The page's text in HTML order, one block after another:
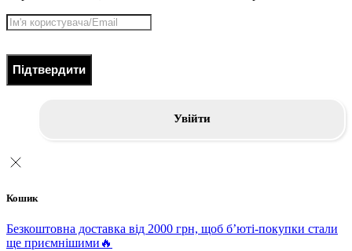
Підтвердити
Увійти
Кошик
Безкоштовна доставка від 2000 грн, щоб б’юті-покупки стали
ще приємнішими🔥